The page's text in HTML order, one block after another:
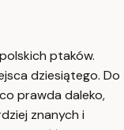
ptaków.
dziesiątego. Do
prawda daleko,
znanych i